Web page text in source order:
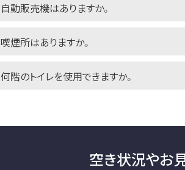
自動販売機はありますか。
喫煙所はありますか。
何階のトイレを使用できますか。
空き状況やお